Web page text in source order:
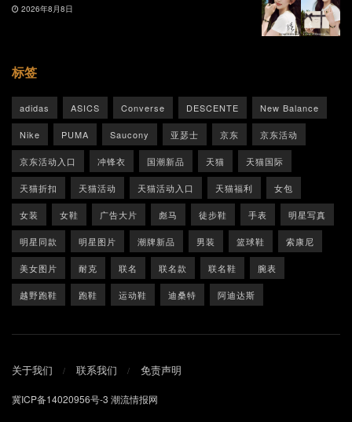
2026年8月8日
标签
adidas ASICS Converse DESCENTE New Balance
Nike PUMA Saucony 亚瑟士 京东 京东活动
京东活动入口 冲锋衣 国潮新品 天猫 天猫国际
天猫折扣 天猫活动 天猫活动入口 天猫福利 女包
女装 女鞋 广告大片 彪马 徒步鞋 手表 明星写真
明星同款 明星图片 潮牌新品 男装 篮球鞋 索康尼
美女图片 耐克 联名 联名款 联名鞋 腕表
越野跑鞋 跑鞋 运动鞋 迪桑特 阿迪达斯
关于我们 联系我们 免责声明
冀ICP备14020956号-3 潮流情报网